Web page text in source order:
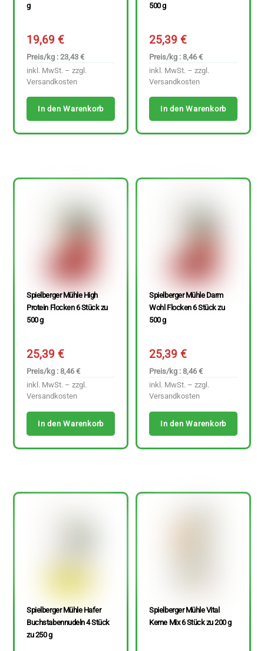
g
19,69€
Preis/kg : 23,43 €
inkl. MwSt. – zzgl.
Versandkosten
In den Warenkorb
500 g
25,39€
Preis/kg : 8,46 €
inkl. MwSt. – zzgl.
Versandkosten
In den Warenkorb
Spielberger Mühle High
Protein Flocken 6 Stück zu
500 g
25,39€
Preis/kg : 8,46 €
inkl. MwSt. – zzgl.
Versandkosten
In den Warenkorb
Spielberger Mühle Darm
Wohl Flocken 6 Stück zu
500 g
25,39€
Preis/kg : 8,46 €
inkl. MwSt. – zzgl.
Versandkosten
In den Warenkorb
Spielberger Mühle Hafer
Buchstabennudeln 4 Stück
zu 250 g
Spielberger Mühle Vital
Kerne Mix 6 Stück zu 200 g